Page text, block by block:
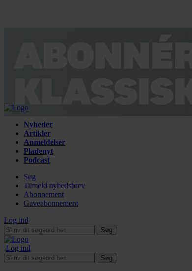
Nyheder
Artikler
Anmeldelser
Pladenyt
Podcast
Søg
Tilmeld nyhedsbrev
Abonnement
Gaveabonnement
Log ind
Søg
Log ind
Søg